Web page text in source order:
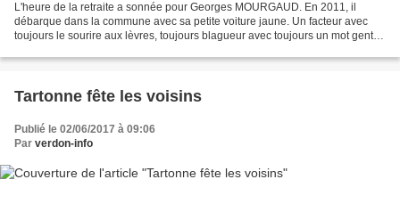
L'heure de la retraite a sonnée pour Georges MOURGAUD. En 2011, il
débarque dans la commune avec sa petite voiture jaune. Un facteur avec
toujours le sourire aux lèvres, toujours blagueur avec toujours un mot gentil
Tartonne fête les voisins
Publié le 02/06/2017 à 09:06
Par verdon-info